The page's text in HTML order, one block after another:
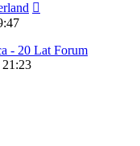
- 20 Lat Forum